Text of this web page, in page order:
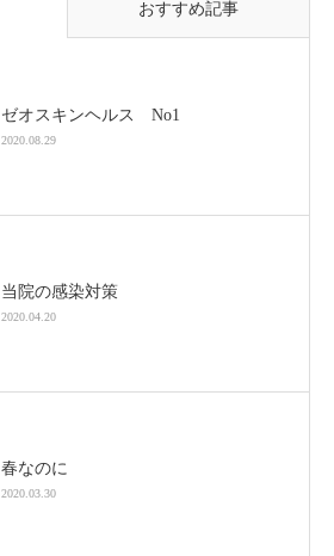
おすすめ記事
ゼオスキンヘルス No1
2020.08.29
当院の感染対策
2020.04.20
春なのに
2020.03.30